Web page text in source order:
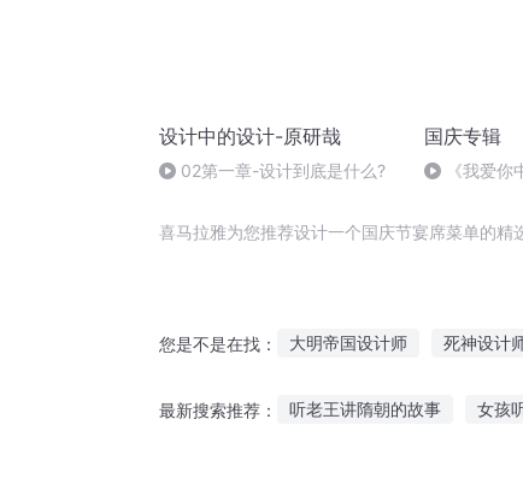
设计中的设计-原研哉
02第一章-设计到底是什么?
国庆专辑
《我爱你
喜马拉雅为您推荐设计一个国庆节宴席菜单的精
您是不是在找： 大明帝国设计师 死神设计
最新搜索推荐： 听老王讲隋朝的故事 女孩